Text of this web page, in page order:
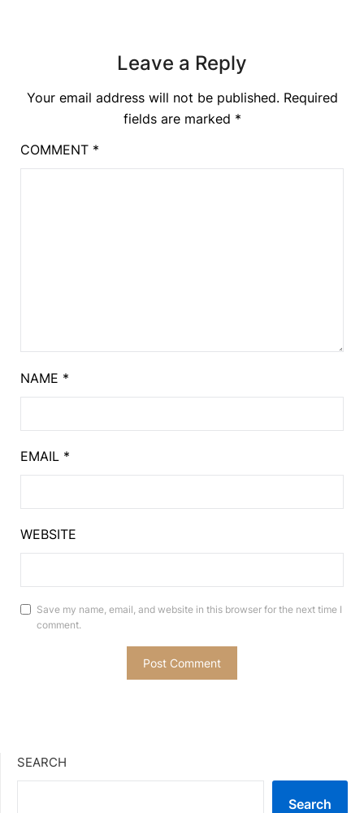
Leave a Reply
Your email address will not be published. Required
fields are marked *
COMMENT *
NAME *
EMAIL *
WEBSITE
Save my name, email, and website in this browser for the next time I
comment.
SEARCH
Search